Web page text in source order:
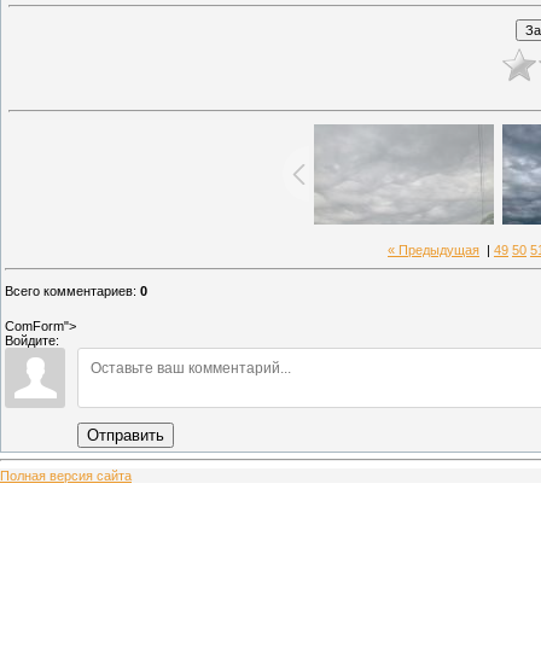
« Предыдущая 49 50
Всего комментариев: 0
ComForm">
Войдите:
Отправить
Полная версия сайта